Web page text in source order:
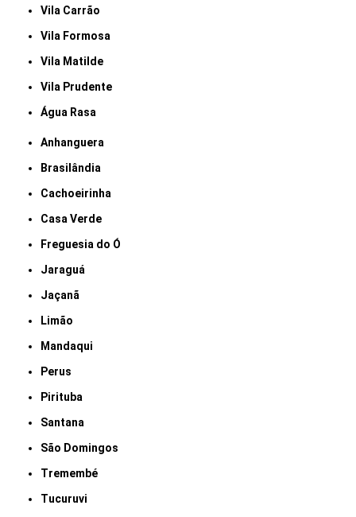
Vila Carrão
Vila Formosa
Vila Matilde
Vila Prudente
Água Rasa
Anhanguera
Brasilândia
Cachoeirinha
Casa Verde
Freguesia do Ó
Jaraguá
Jaçanã
Limão
Mandaqui
Perus
Pirituba
Santana
São Domingos
Tremembé
Tucuruvi